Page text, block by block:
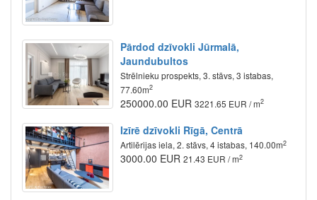
Pārdod dzīvokli Jūrmalā,
Jaundubultos
Strēlnieku prospekts, 3. stāvs, 3 istabas,
77.60m2
250000.00 EUR 3221.65 EUR / m2
Izīrē dzīvokli Rīgā, Centrā
Artilērijas iela, 2. stāvs, 4 istabas, 140.00m2
3000.00 EUR 21.43 EUR / m2